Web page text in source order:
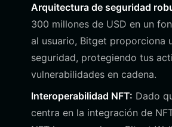
Arquitectura de seguridad
300 millones de USD en un
al usuario, Bitget proporciona
seguridad, protegiendo tus
vulnerabilidades en cadena.
Interoperabilidad NFT: Dado
centra en la integración de